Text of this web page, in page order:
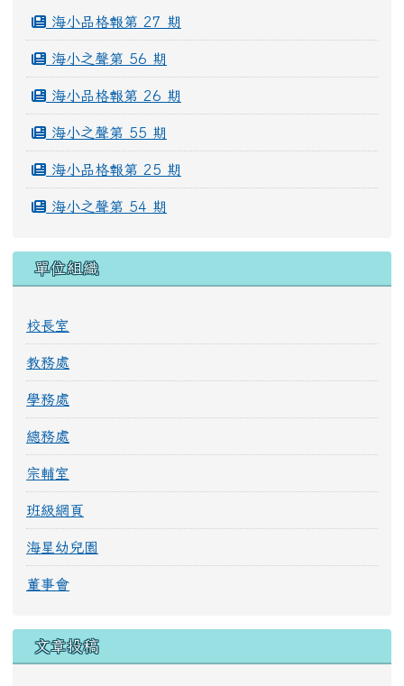
海小品格報第 27 期
海小之聲第 56 期
海小品格報第 26 期
海小之聲第 55 期
海小品格報第 25 期
海小之聲第 54 期
單位組織
校長室
教務處
學務處
總務處
宗輔室
班級網頁
海星幼兒園
董事會
文章投稿